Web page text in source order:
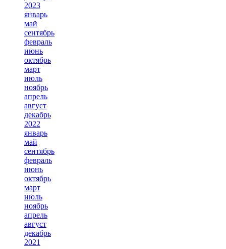
2023
январь
май
сентябрь
февраль
июнь
октябрь
март
июль
ноябрь
апрель
август
декабрь
2022
январь
май
сентябрь
февраль
июнь
октябрь
март
июль
ноябрь
апрель
август
декабрь
2021